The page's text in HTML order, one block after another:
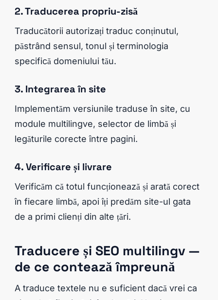
2. Traducerea propriu-zisă
Traducătorii autorizați traduc conținutul,
păstrând sensul, tonul și terminologia
specifică domeniului tău.
3. Integrarea în site
Implementăm versiunile traduse în site, cu
module multilingve, selector de limbă și
legăturile corecte între pagini.
4. Verificare și livrare
Verificăm că totul funcționează și arată corect
în fiecare limbă, apoi îți predăm site-ul gata
de a primi clienți din alte țări.
Traducere și SEO multilingv —
de ce contează împreună
A traduce textele nu e suficient dacă vrei ca